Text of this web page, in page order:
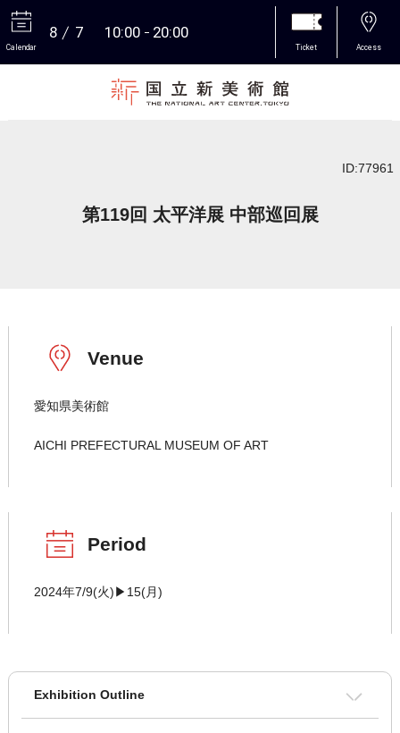
Calendar
8 7 10:00 20:00
Ticket Access
ID:77961
第119回 太平洋展 中部巡回展
Venue
愛知県美術館
AICHI PREFECTURAL MUSEUM OF ART
Period
2024年7/9(火)▶15(月)
Exhibition Outline